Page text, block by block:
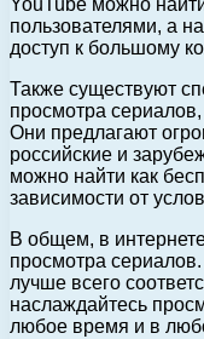
YouTube можно
пользователями, а
доступ к большому
Также существуют
просмотра сериалов,
Они предлагают
российские и
можно найти как
зависимости от
В общем, в
просмотра
лучше всего
наслаждайтесь
любое время и в